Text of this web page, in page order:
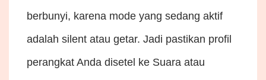
berbunyi, karena mode yang sedang aktif
adalah silent atau getar. Jadi pastikan profil
perangkat Anda disetel ke Suara atau